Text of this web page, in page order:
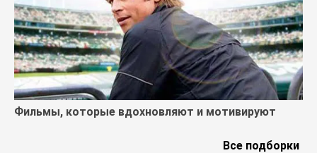
Фильмы, которые вдохновляют и мотивируют
Все подборки